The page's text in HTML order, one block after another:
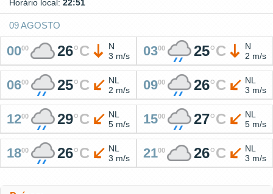
Horário local: 22:51
09 AGOSTO
0000 26°C
N
3 m/s
0300 25°C
N
2 m/s
0600 25°C
NL
2 m/s
0900 26°C
NL
3 m/s
1200 29°C
NL
5 m/s
1500 27°C
NL
5 m/s
1800 26°C
NL
3 m/s
2100 26°C
NL
3 m/s